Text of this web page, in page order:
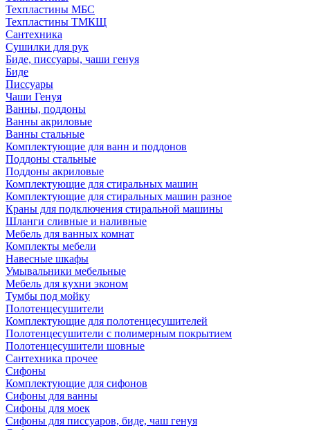
Техпластины МБС
Техпластины ТМКЩ
Сантехника
Сушилки для рук
Биде, писсуары, чаши генуя
Биде
Писсуары
Чаши Генуя
Ванны, поддоны
Ванны акриловые
Ванны стальные
Комплектующие для ванн и поддонов
Поддоны стальные
Поддоны акриловые
Комплектующие для стиральных машин
Комплектующие для стиральных машин разное
Краны для подключения стиральной машины
Шланги сливные и наливные
Мебель для ванных комнат
Комплекты мебели
Навесные шкафы
Умывальники мебельные
Мебель для кухни эконом
Тумбы под мойку
Полотенцесушители
Комплектующие для полотенцесушителей
Полотенцесушители с полимерным покрытием
Полотенцесушители шовные
Сантехника прочее
Сифоны
Комплектующие для сифонов
Сифоны для ванны
Сифоны для моек
Сифоны для писсуаров, биде, чаш генуя